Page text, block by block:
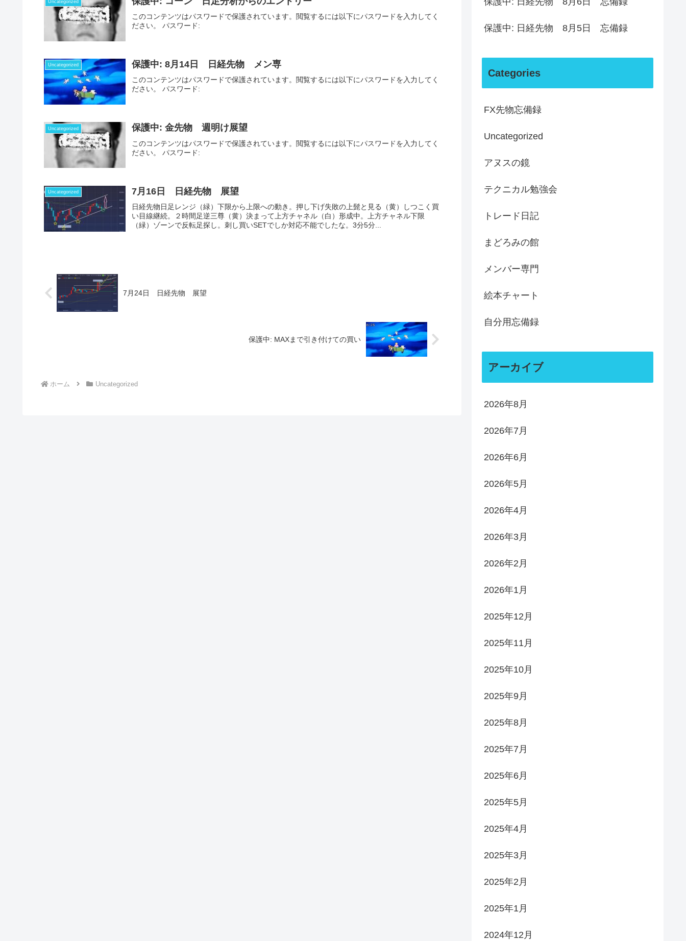
Uncategorized
このコンテンツはパスワードで保護されています。閲覧するには以下にパスワードを入力してく
ださい。 パスワード:
Uncategorized 保護中: 8月14日 日経先物 メン専
このコンテンツはパスワードで保護されています。閲覧するには以下にパスワードを入力してく
ださい。 パスワード:
Uncategorized 保護中: 金先物 週明け展望
このコンテンツはパスワードで保護されています。閲覧するには以下にパスワードを入力してく
ださい。 パスワード:
Uncategorized 7月16日 日経先物 展望
日経先物日足レンジ（緑）下限から上限への動き。押し下げ失敗の上髭と見る（黄）しつこく買
い目線継続。２時間足逆三尊（黄）決まって上方チャネル（白）形成中。上方チャネル下限
（緑）ゾーンで反転足探し。刺し買いSETでしか対応不能でしたな。3分5分...
7月24日 日経先物 展望
保護中: MAXまで引き付けての買い
ホーム Uncategorized
保護中: 日経先物 8月5日 忘備録
Categories
FX先物忘備録
Uncategorized
アヌスの鏡
テクニカル勉強会
トレード日記
まどろみの館
メンバー専門
絵本チャート
自分用忘備録
アーカイブ
2026年8月
2026年7月
2026年6月
2026年5月
2026年4月
2026年3月
2026年2月
2026年1月
2025年12月
2025年11月
2025年10月
2025年9月
2025年8月
2025年7月
2025年6月
2025年5月
2025年4月
2025年3月
2025年2月
2025年1月
2024年12月